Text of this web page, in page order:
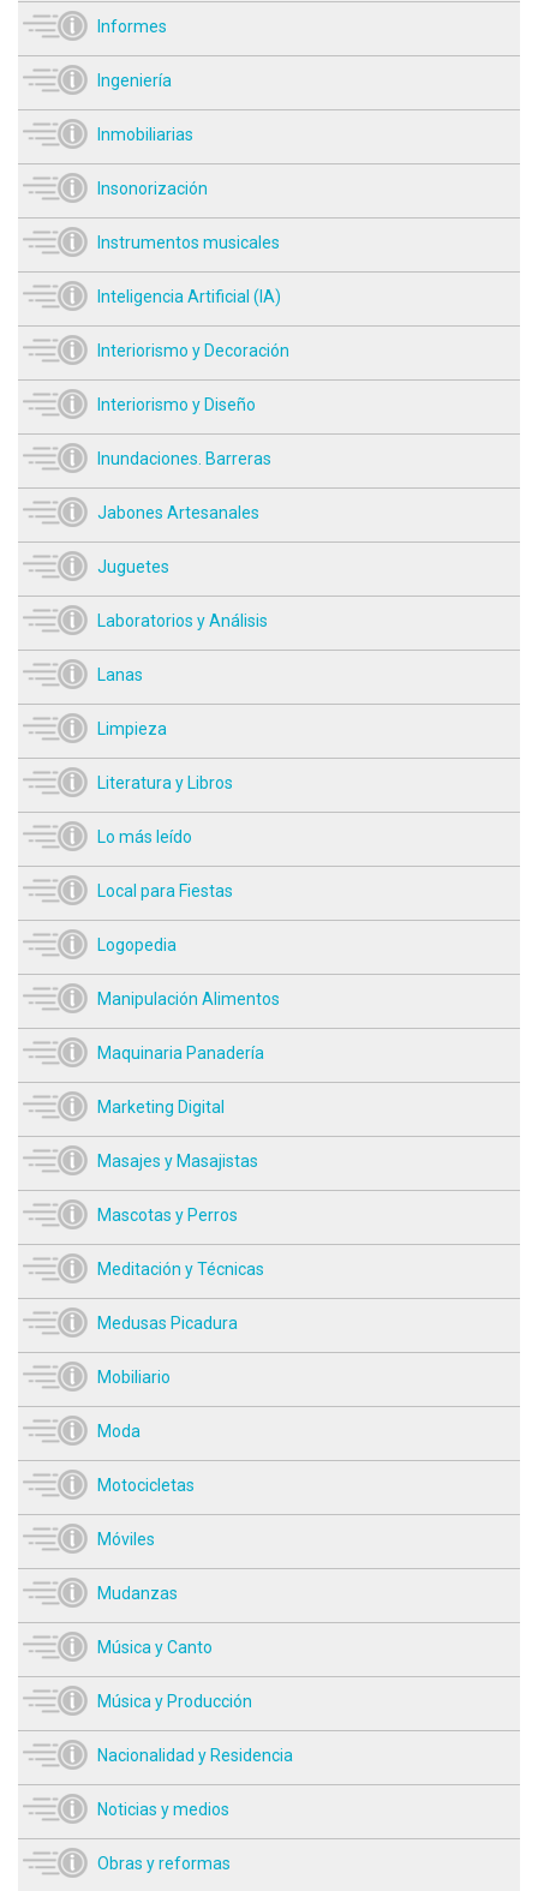
Informes
Ingeniería
Inmobiliarias
Insonorización
Instrumentos musicales
Inteligencia Artificial (IA)
Interiorismo y Decoración
Interiorismo y Diseño
Inundaciones. Barreras
Jabones Artesanales
Juguetes
Laboratorios y Análisis
Lanas
Limpieza
Literatura y Libros
Lo más leído
Local para Fiestas
Logopedia
Manipulación Alimentos
Maquinaria Panadería
Marketing Digital
Masajes y Masajistas
Mascotas y Perros
Meditación y Técnicas
Medusas Picadura
Mobiliario
Moda
Motocicletas
Móviles
Mudanzas
Música y Canto
Música y Producción
Nacionalidad y Residencia
Noticias y medios
Obras y reformas